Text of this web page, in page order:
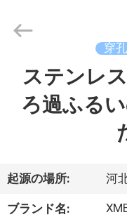
私
2026
穿
ステンレ
ろ過ふる
起源の場所: 河
ブランド名: